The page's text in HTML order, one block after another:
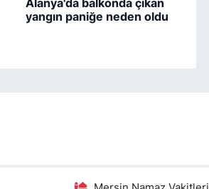
yangın paniğe neden oldu